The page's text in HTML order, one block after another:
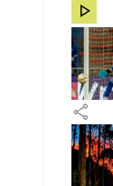
share
share